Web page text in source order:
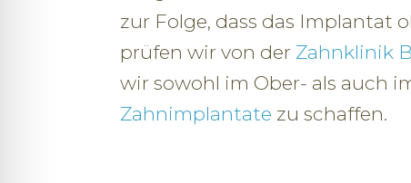
zur Folge, dass das Implantat
prüfen wir von der Zahnklinik
wir sowohl im Ober- als auch
Zahnimplantate zu schaffen.